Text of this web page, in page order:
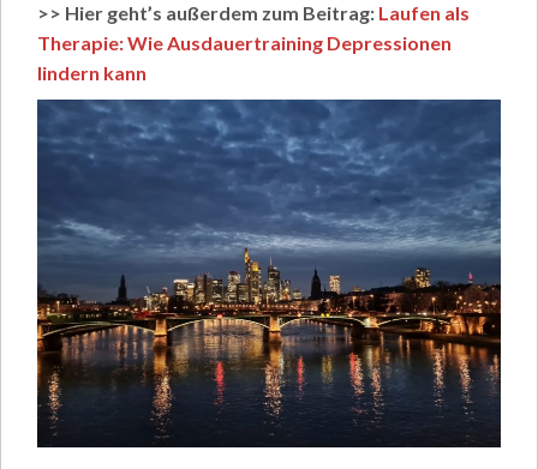
>> Hier geht’s außerdem zum Beitrag: Laufen als
Therapie: Wie Ausdauertraining Depressionen
lindern kann